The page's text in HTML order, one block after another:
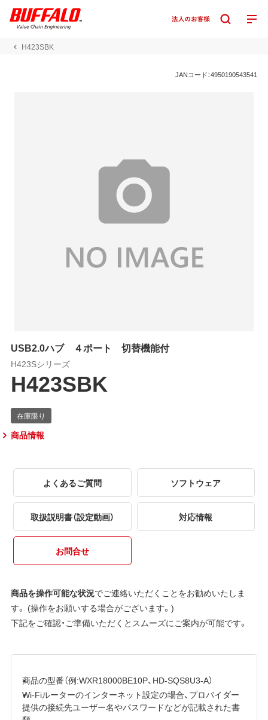
H423SBK
JANコード：4950190543541
USB2.0ハブ ４ポート 切替機能付
H423Sシリーズ
H423SBK
商品情報
よくあるご質問 ソフトウェア
取扱説明書（設定動画） 対応情報
お問合せ
商品を操作可能な状況でご連絡いただくことをお勧めいたしま
す。 (操作をお願いする場合がございます。)
下記をご確認・ご準備いただくとスムーズにご案内が可能です。
商品の型番（例:WXR18000BE10P、HD-SQS8U3-A）
Wi-Fiルーターのインターネット設定の場合、プロバイダー
提供の接続先ユーザー名やパスワードなどが記載された書